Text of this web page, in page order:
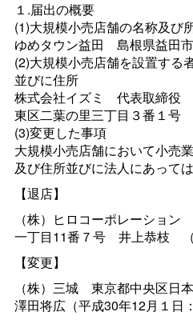
１.届出の概要
(1)大規模小売店舗の名称及び
ゆめタウン益田 島根県益田
(2)大規模小売店舗を設置する
並びに住所
株式会社イズミ 代表取締役
東区二葉の里三丁目３番１号
(3)変更した事項
大規模小売店舗において小売
及び住所並びに法人にあって
【退店】
（株）ヒロコーポレーショ ン
一丁目11番７号 井上恭枝
【変更】
（株）三城 東京都中央区日
澤田将広（平成30年12月１日